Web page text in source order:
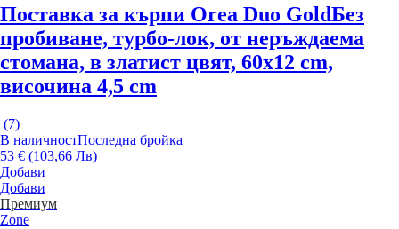
Поставка за кърпи Orea Duo GoldБез
пробиване, турбо-лок, от неръждаема
стомана, в златист цвят, 60x12 cm,
височина 4,5 cm
(7)
В наличностПоследна бройка
53 € (103,66 Лв)
Добави
Добави
Премиум
Zone